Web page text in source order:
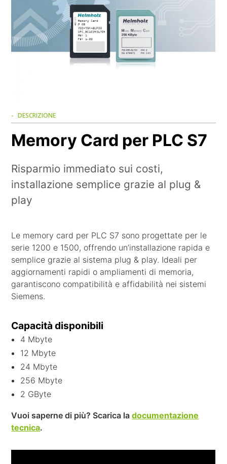
DESCRIZIONE
Memory Card per PLC S7
Risparmio immediato sui costi,
installazione semplice grazie al plug &
play
Le memory card per PLC S7 sono progettate per le
serie 1200 e 1500, offrendo un’installazione rapida e
semplice grazie al sistema plug & play. Ideali per
aggiornamenti rapidi o ampliamenti di memoria,
garantiscono compatibilità e affidabilità nei sistemi
Siemens.
Capacità disponibili
4 Mbyte
12 Mbyte
24 Mbyte
256 Mbyte
2 GByte
Vuoi saperne di più? Scarica ladocumentazione
tecnica.